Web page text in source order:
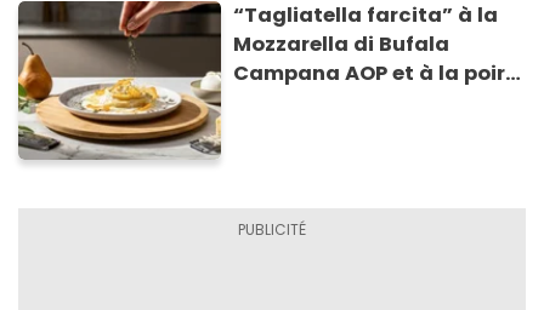
“Tagliatella farcita” à la
Mozzarella di Bufala
Campana AOP et à la poire